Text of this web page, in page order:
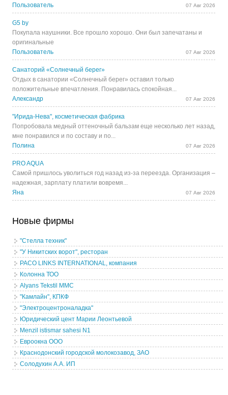
Пользователь
07 Авг 2026
G5 by
Покупала наушники. Все прошло хорошо. Они был запечатаны и
оригинальные
Пользователь
07 Авг 2026
Санаторий «Солнечный берег»
Отдых в санатории «Солнечный берег» оставил только
положительные впечатления. Понравилась спокойная...
Александр
07 Авг 2026
"Ирида-Нева", косметическая фабрика
Попробовала медный оттеночный бальзам еще несколько лет назад,
мне понравился и по составу и по...
Полина
07 Авг 2026
PRO AQUA
Самой пришлось уволиться год назад из-за переезда. Организация –
надежная, зарплату платили вовремя...
Яна
07 Авг 2026
Новые фирмы
"Стелла техник"
"У Никитских ворот", ресторан
PACO LINKS INTERNATIONAL, компания
Колонна ТОО
Alyans Tekstil MMC
"Камлайн", КПКФ
"Электроцентроналадка"
Юридический цент Марии Леонтьевой
Menzil istismar sahesi N1
Евроокна ООО
Краснодонский городской молокозавод, ЗАО
Солодухин А.А. ИП